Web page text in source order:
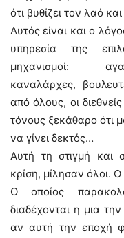
ότι βυθίζει τον λαό
Αυτός είναι και ο
υπηρεσία της
μηχανισμοί:
καναλάρχες,
από όλους, οι
τόνους ξεκάθαρο ότι
να γίνει δεκτός…
Αυτή τη στιγμή και
κρίση, μίλησαν όλοι.
Ο οποίος
διαδέχονται η μια
αν αυτή την εποχή